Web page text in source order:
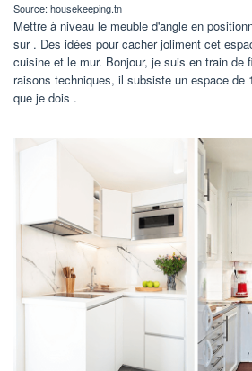
Source: housekeeping.tn
Mettre à niveau le meuble d'angle en
sur . Des idées pour cacher joliment cet
cuisine et le mur. Bonjour, je suis en train de
raisons techniques, il subsiste un espace de
que je dois .